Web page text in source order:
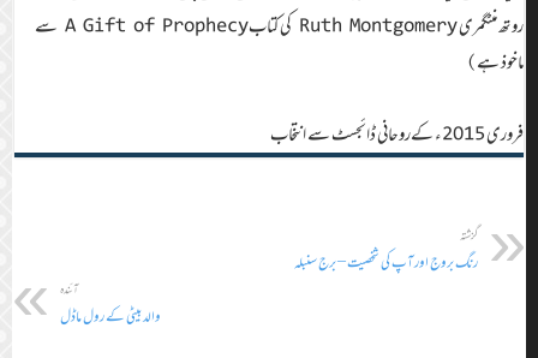
روتھ منٹگمری Ruth Montgomery کی کتابA Gift of Prophecy سے
ماخوذ ہے)
فروری 2015ء کےروحانی ڈائجسٹ سے انتخاب
گزشتہ
رنگ بروج اور آپ کی شخصیت – برج سنبلہ
آئندہ
والد بیٹی کے رول ماڈل